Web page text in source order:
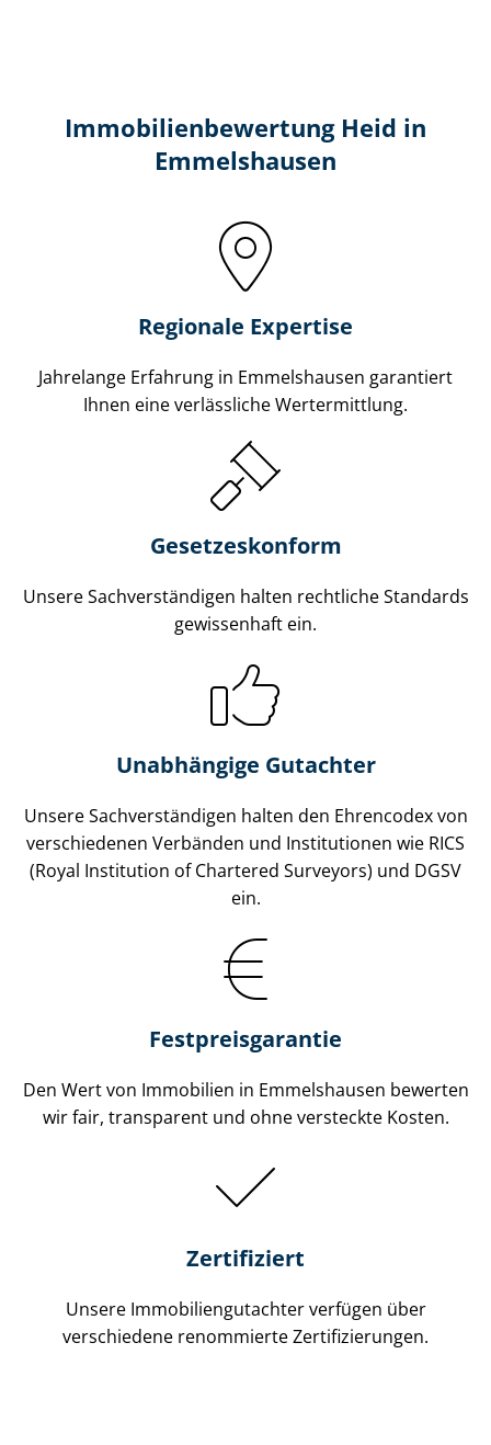
Immobilien­bewertung Heid in
Emmelshausen
Regionale Expertise
Jahrelange Erfahrung in Emmelshausen garantiert
Ihnen eine verlässliche Wertermittlung.
Gesetzes­konform
Unsere Sach­ver­stän­di­gen halten rechtliche Standards
gewissenhaft ein.
Unabhängige Gutachter
Unsere Sach­ver­stän­di­gen halten den Ehrencodex von
verschiedenen Verbänden und Institutionen wie RICS
(Royal Institution of Chartered Surveyors) und DGSV
ein.
Festpreis​garantie
Den Wert von Immobilien in Emmelshausen bewerten
wir fair, transparent und ohne versteckte Kosten.
Zertifiziert
Unsere Immobilien­gutachter verfügen über
verschiedene renommierte Zer­ti­fi­zie­run­gen.